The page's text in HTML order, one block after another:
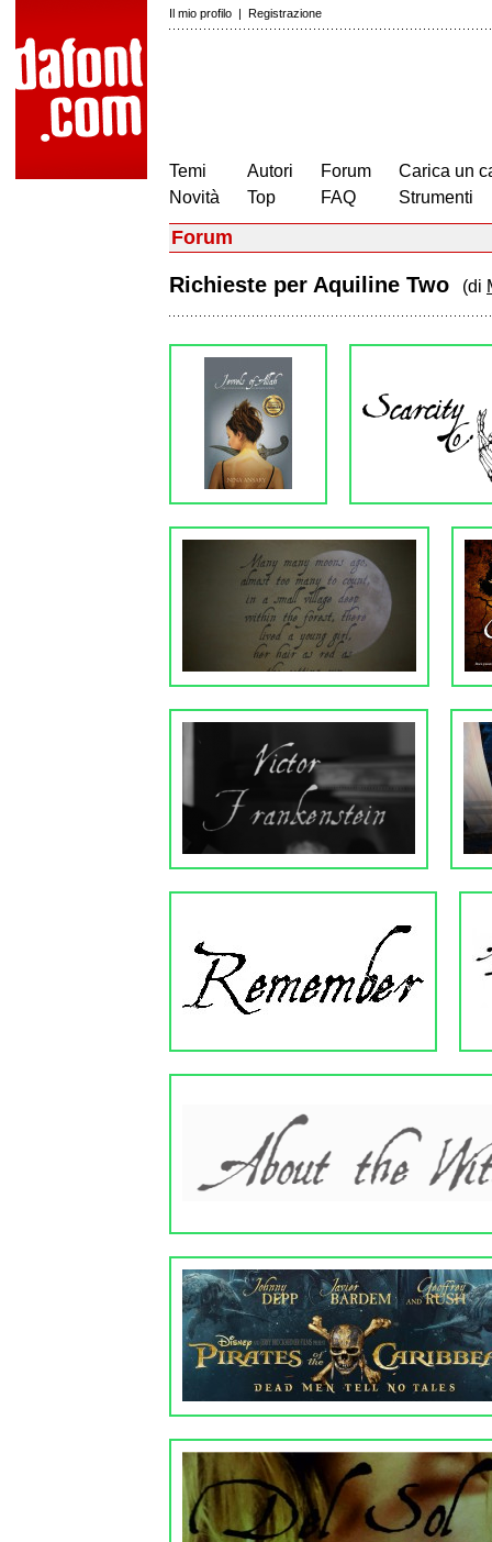
Il mio profilo | Registrazione
Temi
Novità
Autori
Top
Forum
FAQ
Carica un
Strumenti
Forum
Richieste per Aquiline Two (di